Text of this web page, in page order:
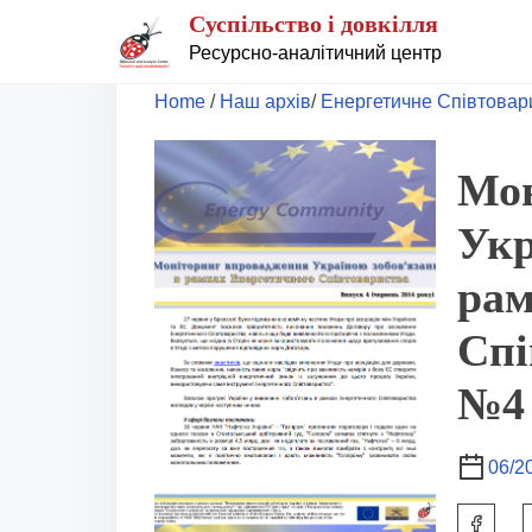
Суспільство і довкілля
Ресурсно-аналітичний центр
Home / Наш архів/ Енергетичне
№4
06/